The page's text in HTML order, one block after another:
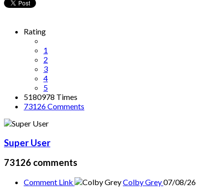
Rating
1
2
3
4
5
5180978 Times
73126Comments
Super User
73126 comments
Comment Link Colby Grey07/08/26